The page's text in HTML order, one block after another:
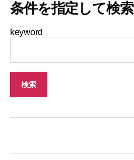
条件を指定して検索
keyword